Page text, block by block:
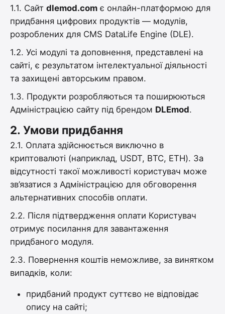
1.1. Сайт dlemod.com є онлайн-платформою для
придбання цифрових продуктів — модулів,
розроблених для CMS DataLife Engine (DLE).
1.2. Усі модулі та доповнення, представлені на
сайті, є результатом інтелектуальної діяльності
та захищені авторським правом.
1.3. Продукти розробляються та поширюються
Адміністрацією сайту під брендом DLEmod.
2. Умови придбання
2.1. Оплата здійснюється виключно в
криптовалюті (наприклад, USDT, BTC, ETH). За
відсутності такої можливості користувач може
зв’язатися з Адміністрацією для обговорення
альтернативних способів оплати.
2.2. Після підтвердження оплати Користувач
отримує посилання для завантаження
придбаного модуля.
2.3. Повернення коштів неможливе, за винятком
випадків, коли:
придбаний продукт суттєво не відповідає
опису на сайті;